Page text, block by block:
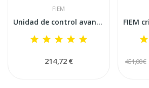
FIEM
Unidad de control avanzada Fiem Mini LED con...
214,72 € 451,00 €